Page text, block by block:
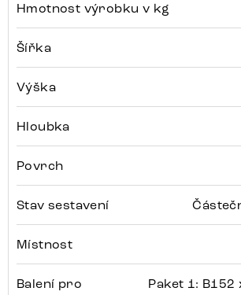
Hmotnost výrobku v kg
Šířka
Výška
Hloubka
Povrch
Stav sestavení
Místnost
Balení pro
Paket 1: B152